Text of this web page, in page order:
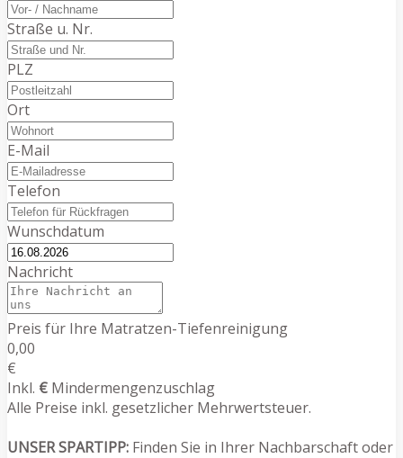
Straße u. Nr.
PLZ
Ort
E-Mail
Telefon
Wunschdatum
Nachricht
Preis für Ihre Matratzen-Tiefenreinigung
0,00
€
Inkl. € Mindermengenzuschlag
Alle Preise inkl. gesetzlicher Mehrwertsteuer.
UNSER SPARTIPP: Finden Sie in Ihrer Nachbarschaft oder